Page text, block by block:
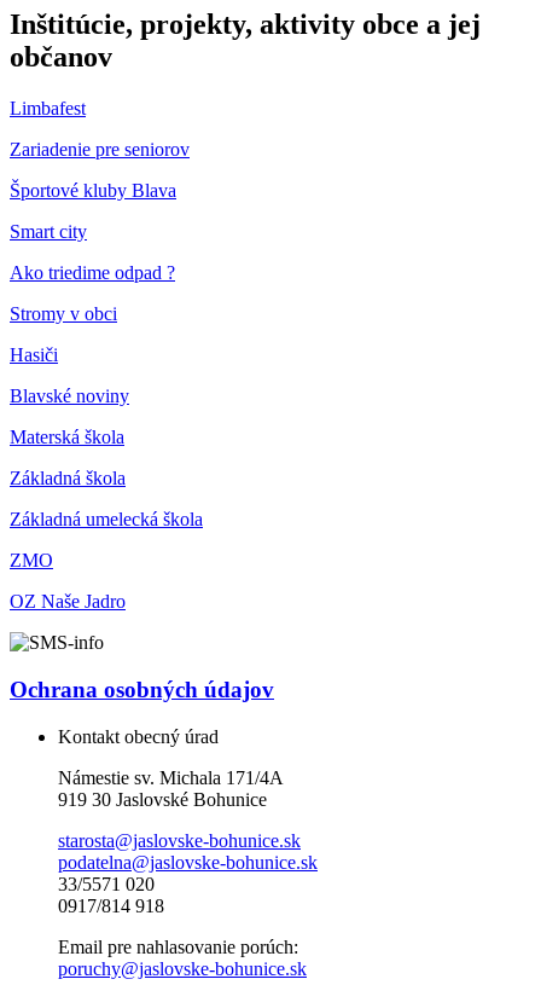
Inštitúcie, projekty, aktivity obce a jej
občanov
Limbafest
Zariadenie pre seniorov
Športové kluby Blava
Smart city
Ako triedime odpad ?
Stromy v obci
Hasiči
Blavské noviny
Materská škola
Základná škola
Základná umelecká škola
ZMO
OZ Naše Jadro
Ochrana osobných údajov
Kontakt obecný úrad
Námestie sv. Michala 171/4A
919 30 Jaslovské Bohunice
starosta@jaslovske-bohunice.sk
podatelna@jaslovske-bohunice.sk
33/5571 020
0917/814 918
Email pre nahlasovanie porúch:
poruchy@jaslovske-bohunice.sk